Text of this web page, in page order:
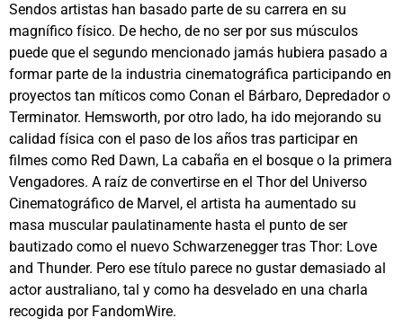
Sendos artistas han basado parte de su carrera en su
magnífico físico. De hecho, de no ser por sus músculos
puede que el segundo mencionado jamás hubiera pasado a
formar parte de la industria cinematográfica participando en
proyectos tan míticos como Conan el Bárbaro, Depredador o
Terminator. Hemsworth, por otro lado, ha ido mejorando su
calidad física con el paso de los años tras participar en
filmes como Red Dawn, La cabaña en el bosque o la primera
Vengadores. A raíz de convertirse en el Thor del Universo
Cinematográfico de Marvel, el artista ha aumentado su
masa muscular paulatinamente hasta el punto de ser
bautizado como el nuevo Schwarzenegger tras Thor: Love
and Thunder. Pero ese título parece no gustar demasiado al
actor australiano, tal y como ha desvelado en una charla
recogida por FandomWire.